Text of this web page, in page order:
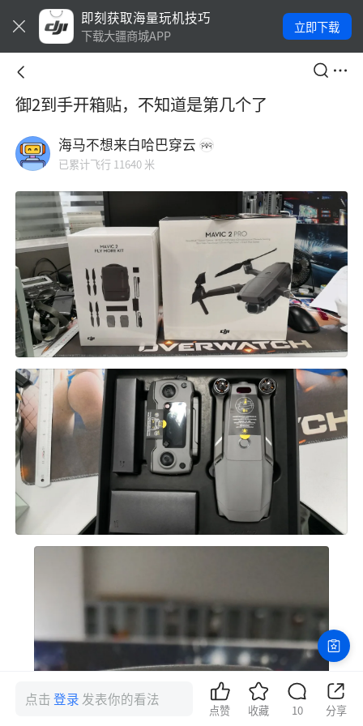
即刻获取海量玩机技巧
下载大疆商城APP
立即下载
御2到手开箱贴，不知道是第几个了
海马不想来白哈巴穿云
已累计飞行 11640 米
点击登录 发表你的看法
点赞 收藏 10 分享